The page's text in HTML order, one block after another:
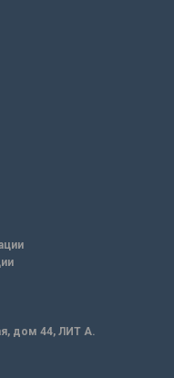
дом 44, ЛИТ А.